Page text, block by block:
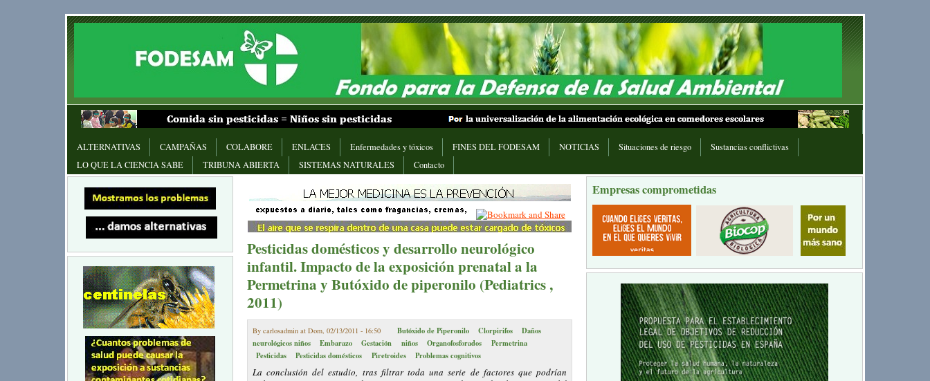
ALTERNATIVAS CAMPAÑAS COLABORE ENLACES Enfermedades y tóxicos FINES DEL FODESAM NOTICIAS Situaciones de riesgo
Sustancias conflictivas
LO QUE LA CIENCIA SABE
TRIBUNA ABIERTA SISTEMAS NATURALES Contacto
Pesticidas domésticos y desarrollo neurológico
infantil. Impacto de la exposición prenatal a la
Permetrina y Butóxido de piperonilo (Pediatrics ,
2011)
By carlosadmin at Dom, 02/13/2011 - 16:50 Butóxido de Piperonilo Clorpirifos
Daños
neurológicos niños
Embarazo Gestación niños Organofosforados
Permetrina
Pesticidas
Pesticidas domésticos Piretroides Problemas cognitivos
La conclusión del estudio, tras filtrar toda una serie de factores que podrían
Empresas comprometidas